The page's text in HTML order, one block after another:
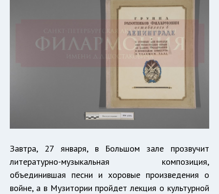
Завтра, 27 января, в Большом зале прозвучит
литературно-музыкальная композиция,
объединившая песни и хоровые произведения о
войне, а в Музитории пройдет лекция о культурной